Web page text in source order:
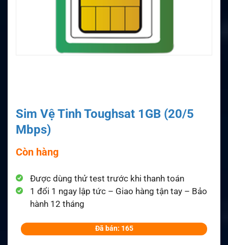
Sim Vệ Tinh Toughsat 1GB (20/5
Mbps)
Còn hàng
Được dùng thử test trước khi thanh toán
1 đổi 1 ngay lập tức – Giao hàng tận tay – Bảo
hành 12 tháng
Đã bán: 165